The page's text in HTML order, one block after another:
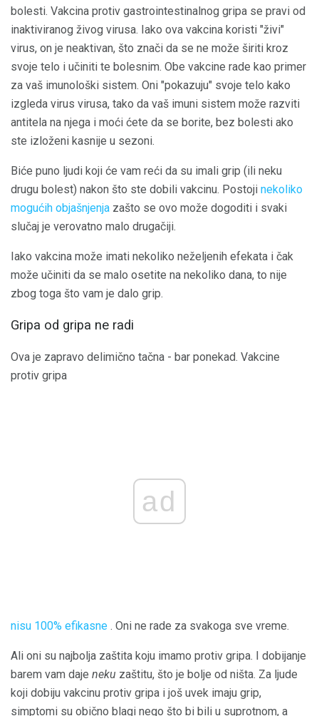
bolesti. Vakcina protiv gastrointestinalnog gripa se pravi od
inaktiviranog živog virusa. Iako ova vakcina koristi "živi"
virus, on je neaktivan, što znači da se ne može širiti kroz
svoje telo i učiniti te bolesnim. Obe vakcine rade kao primer
za vaš imunološki sistem. Oni "pokazuju" svoje telo kako
izgleda virus virusa, tako da vaš imuni sistem može razviti
antitela na njega i moći ćete da se borite, bez bolesti ako
ste izloženi kasnije u sezoni.
Biće puno ljudi koji će vam reći da su imali grip (ili neku
drugu bolest) nakon što ste dobili vakcinu. Postoji nekoliko
mogućih objašnjenja zašto se ovo može dogoditi i svaki
slučaj je verovatno malo drugačiji.
Iako vakcina može imati nekoliko neželjenih efekata i čak
može učiniti da se malo osetite na nekoliko dana, to nije
zbog toga što vam je dalo grip.
Gripa od gripa ne radi
Ova je zapravo delimično tačna - bar ponekad. Vakcine
protiv gripa
ad
nisu 100% efikasne . Oni ne rade za svakoga sve vreme.
Ali oni su najbolja zaštita koju imamo protiv gripa. I dobijanje
barem vam daje neku zaštitu, što je bolje od ništa. Za ljude
koji dobiju vakcinu protiv gripa i još uvek imaju grip,
simptomi su obično blagi nego što bi bili u suprotnom, a